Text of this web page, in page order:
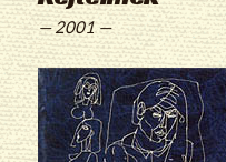
— 2001 —